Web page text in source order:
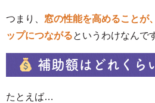
つまり、 窓の性能を高めることが
ップにつながるというわけなんで
補助額はどれくら
たとえば…